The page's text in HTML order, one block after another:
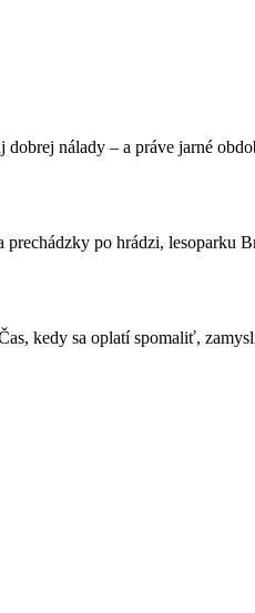
nálady – a práve jarné
po hrádzi, lesoparku
kedy sa oplatí spomaliť,